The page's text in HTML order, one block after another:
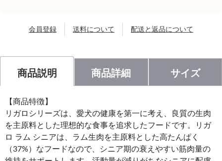
会員登録 送料について 配送と返品について
商品説明 商品詳細 サイズ
【商品特徴】
リガロシリーズは、愛犬の健康を第一に考え、良質の生肉
を主原料とした理想的な食事を追求したフードです。リガ
ロ ラム シニアは、ラム生肉を主原料とした高たんぱく
（37%）なフードなので、シニア期の衰えやすい筋肉量の